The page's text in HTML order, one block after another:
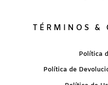
TÉRMINOS &
Política
Política de